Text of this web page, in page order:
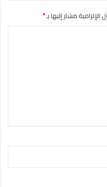
الإلزامية مشار إليها بـ*